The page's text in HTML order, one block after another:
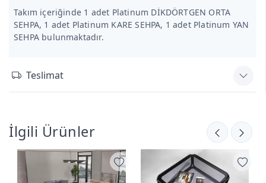
Takım içeriğinde 1 adet Plati̇num DİKDÖRTGEN ORTA
SEHPA, 1 adet Plati̇num KARE SEHPA, 1 adet Plati̇num YAN
SEHPA bulunmaktadır.
Teslimat
İlgili Ürünler